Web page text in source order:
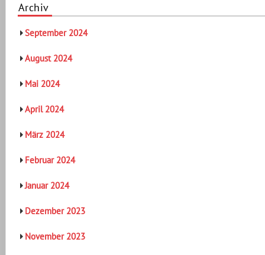
Archiv
September 2024
August 2024
Mai 2024
April 2024
März 2024
Februar 2024
Januar 2024
Dezember 2023
November 2023